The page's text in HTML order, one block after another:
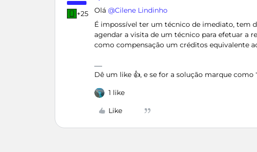
+25 Olá ​ @Cilene Lindinho
É impossível ter um técnico de imediato, tem
agendar a visita de um técnico para efetuar a
como compensação um créditos equivalente
Dê um like 👍, e se for a solução marque como
1 like
Like